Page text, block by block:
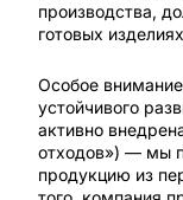
производства,
готовых
Особое
устойчивого
активно
отходов») — мы
продукцию из